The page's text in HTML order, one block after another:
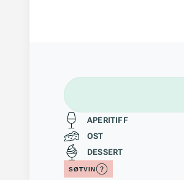
Passer til
APERITIFF
OST
DESSERT
SØTVIN